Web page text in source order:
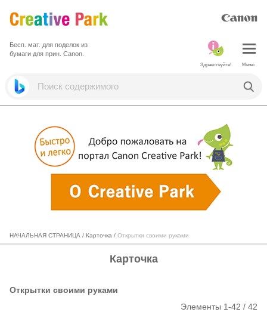
Бесп. мат. для поделок из
бумаги для прин. Canon.
Меню
Здравствуйте!
НАЧАЛЬНАЯ СТРАНИЦА / Карточка / Открытки своими руками
Карточка
Открытки своими руками
Элементы 1-42 / 42